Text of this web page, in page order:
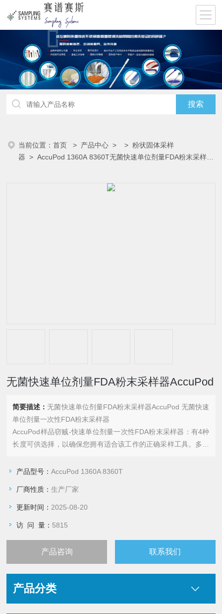
当前位置：首页 > 产品中心 > >粉状固体采样
器 > AccuPod 1360A 8360T无菌快速单位剂量FDA粉末采样器
无菌快速单位剂量FDA粉末采样器AccuPod
简要描述：无菌快速单位剂量FDA粉末采样器AccuPod 无菌快速
单位剂量一次性FDA粉末采样器
AccuPod样品窃贼-快速单位剂量一次性FDA粉末采样器：有4种
长度可供选择，以确保您拥有适合该工作的正确采样工具。多区
产品型号：AccuPod 1360A 8360T
厂商性质：生产厂家
更新时间： 2025-08-20
访 问 量： 5815
产品咨询 联系我们
产品分类